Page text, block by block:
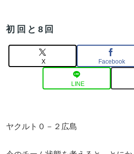
初回と8回
X Facebook
LINE
ヤクルト０－２広島